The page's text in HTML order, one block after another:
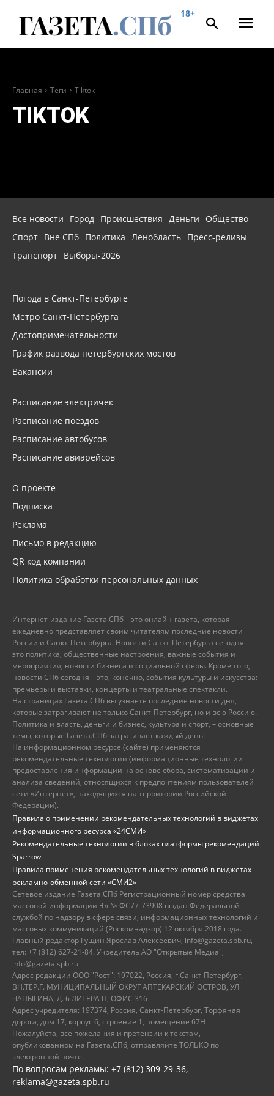
18+
Главная Теги Tiktok
TIKTOK
Все новости Город Происшествия Деньги
Общество
Спорт Вне СПб Политика Ленобласть Пресс-релизы
Транспорт Выборы-2026
Погода в Санкт-Петербурге
Метро Санкт-Петербурга
Достопримечательности
График развода петербургских мостов
Вакансии
Расписание электричек
Расписание поездов
Расписание автобусов
Расписание авиарейсов
О проекте
Подписка
Реклама
Письмо в редакцию
QR код компании
Политика обработки персональных данных
Интернет-издание Газета.СПб – это онлайн-газета, которая
ежедневно представляет своим читателям последние новости
России и Санкт-Петербурга. Новости Санкт-Петербурга сегодня –
это политика, общественные настроения, важные события и
мероприятия, новости бизнеса и социальной сферы. Кроме того,
новости СПб сегодня – это, конечно, события культуры и искусства:
премьеры и выставки, концерты и театральные спектакли.
На страницах Газета.СПб вы узнаете последние новости дня,
которые затрагивают не только Санкт-Петербург, но и всю Россию.
Политика и власть, деньги и бизнес, культура и спорт, – основные
темы, которые Газета.СПб затрагивает каждый день!
На информационном ресурсе (сайте) применяются
рекомендательные технологии (информационные технологии
предоставления информации на основе сбора, систематизации и
анализа сведений, относящихся к предпочтениям пользователей
сети «Интернет», находящихся на территории Российской
Федерации).
Правила о применении рекомендательных технологий в виджетах
информационного ресурса «24СМИ»
Рекомендательные технологии в блоках платформы рекомендаций
Sparrow
Правила применения рекомендательных технологий в виджетах
рекламно-обменной сети «СМИ2»
Сетевое издание Газета.СПб Регистрационный номер средства
массовой информации Эл № ФС77-73908 выдан Федеральной
службой по надзору в сфере связи, информационных технологий и
массовых коммуникаций (Роскомнадзор) 12 октября 2018 года.
Главный редактор Гущин Ярослав Алексеевич, info@gazeta.spb.ru,
тел: +7 (812) 627-21-84. Учредитель АО "Открытые Медиа",
info@gazeta.spb.ru
Адрес редакции ООО "Рост": 197022, Россия, г.Санкт-Петербург,
ВН.ТЕР.Г. МУНИЦИПАЛЬНЫЙ ОКРУГ АПТЕКАРСКИЙ ОСТРОВ, УЛ
ЧАПЫГИНА, Д. 6 ЛИТЕРА П, ОФИС 316
Адрес учредителя: 197374, Россия, Санкт-Петербург, Торфяная
дорога, дом 17, корпус 6, строение 1, помещение 67Н
Пожалуйста, все пожелания и претензии к текстам,
опубликованном на Газета.СПб, отправляйте ТОЛЬКО по
электронной почте.
По вопросам рекламы: +7 (812) 309-29-36,
reklama@gazeta.spb.ru